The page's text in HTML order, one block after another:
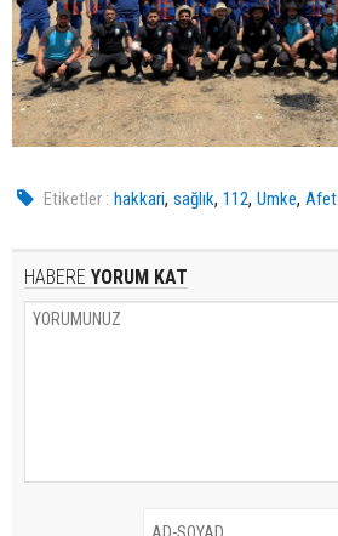
Etiketler : hakkari,sağlık,112,Umke,Afet
HABERE YORUM KAT